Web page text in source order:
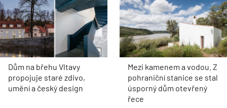
Dům na břehu Vltavy
propojuje staré zdivo,
umění a český design
Mezi kamenem a vodou. Z
pohraniční stanice se stal
úsporný dům otevřený
řece